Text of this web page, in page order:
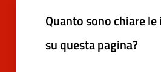
Quanto sono chiare
su questa pagina?